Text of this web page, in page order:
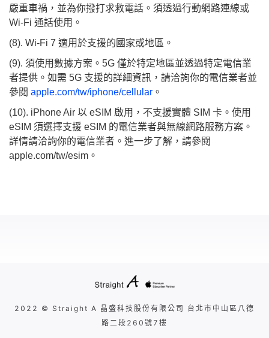
嚴重車禍，並為你撥打求救電話。須透過行動網路連線或
Wi-Fi 通話使用。
(8). Wi‑Fi 7 適用於支援的國家或地區。
(9). 須使用數據方案。5G 僅於特定地區並透過特定電信業
者提供。如需 5G 支援的詳細資訊，請洽詢你的電信業者並
參閱 apple.com/tw/iphone/cellular 。
(10). iPhone Air 以 eSIM 啟用，不支援實體 SIM 卡。使用
eSIM 須選擇支援 eSIM 的電信業者與無線網路服務方案。
詳情請洽詢你的電信業者。進一步了解，請參閱
apple.com/tw/esim。
2022 © Straight A 晶盛科技股份有限公司 台北市中山區八德
路二段260號7樓